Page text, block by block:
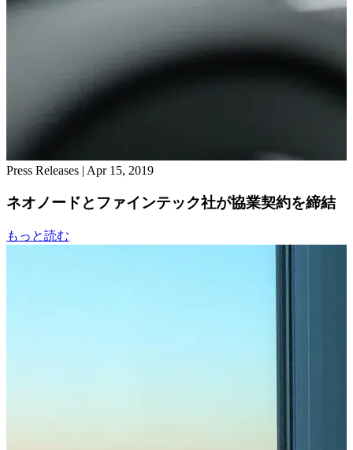
Press Releases | Apr 15, 2019
ネオノードとファインテック社が協業契約を締結
もっと読む